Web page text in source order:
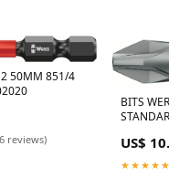
50MM 851/4
reviews)
BITS
US$
★★★★★